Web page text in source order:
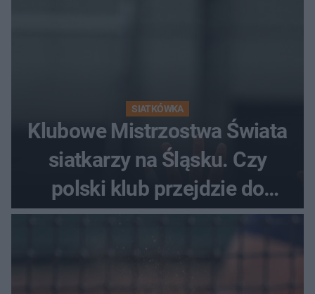
SIATKÓWKA
Klubowe Mistrzostwa Świata
siatkarzy na Śląsku. Czy
polski klub przejdzie do
historii